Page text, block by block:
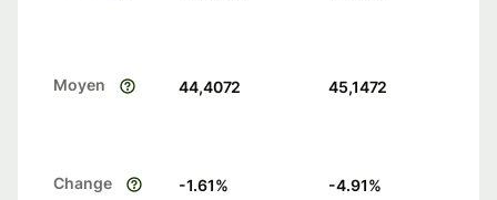
Moyen 44,4072 45,1472
Change -1.61% -4.91%